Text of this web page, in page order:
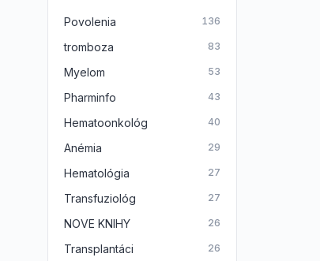
Povolenia 136
tromboza 83
Myelom 53
Pharminfo 43
Hematoonkológ 40
Anémia 29
Hematológia 27
Transfuziológ 27
NOVE KNIHY 26
Transplantáci 26